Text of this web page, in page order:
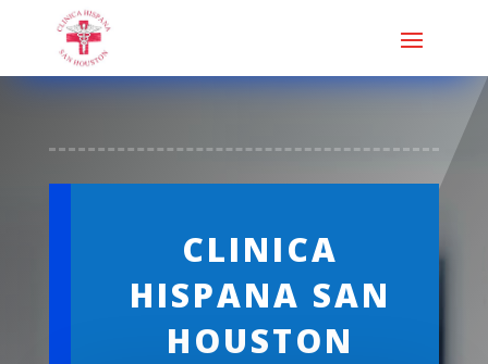
CLINICA
HISPANA SAN
HOUSTON